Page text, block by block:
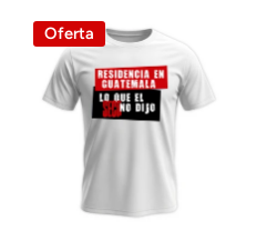
Oferta